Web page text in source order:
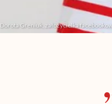
Dorota Greniuk, założycielka